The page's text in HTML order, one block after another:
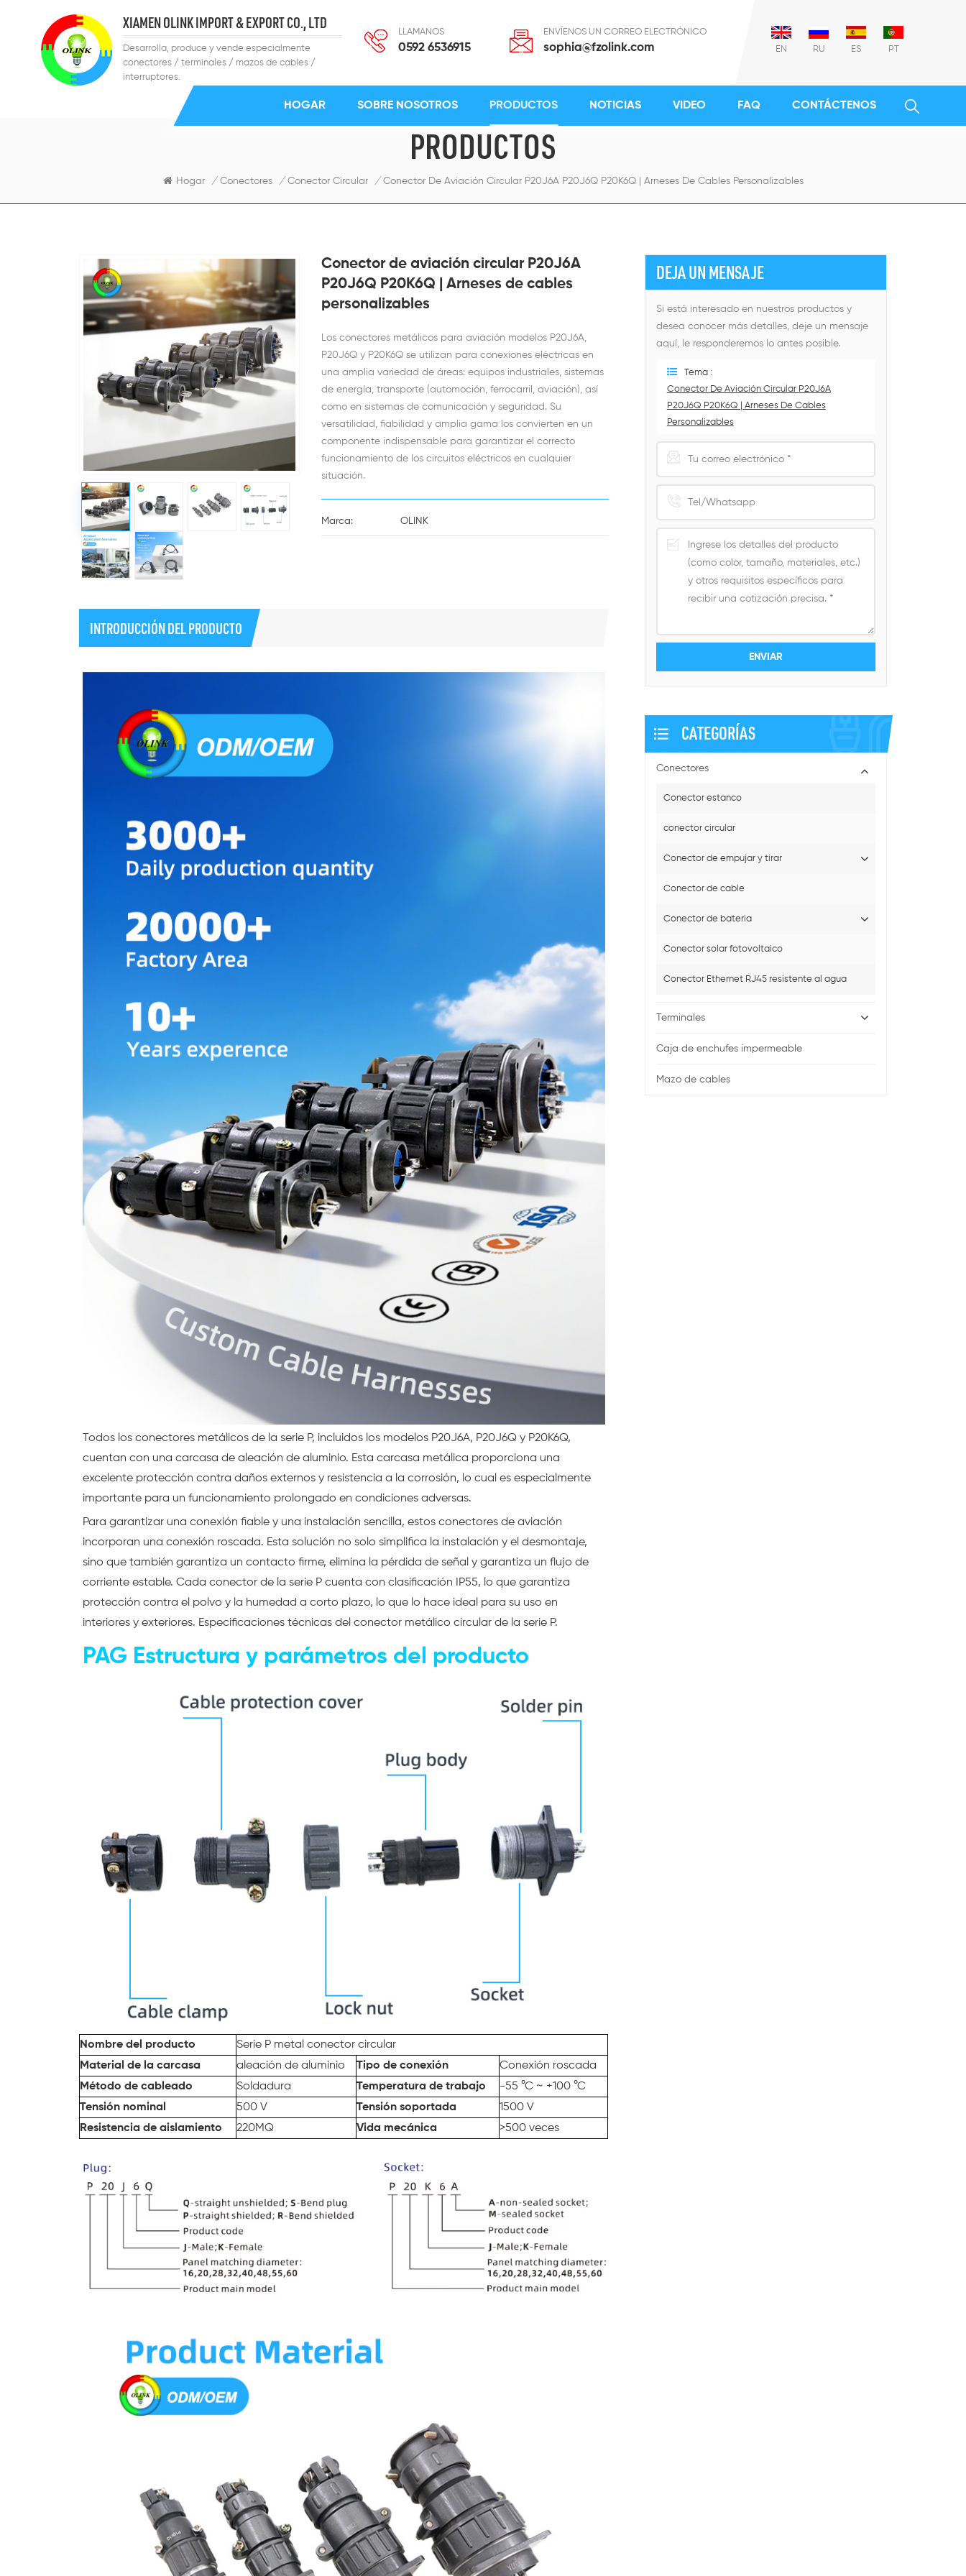
XIAMEN OLINK IMPORT & EXPORT CO., LTD
Desarrolla, produce y vende especialmente
conectores / terminales / mazos de cables /
interruptores.
EN RU ES PT
LLAMANOS
0592 6536915
ENVÍENOS UN CORREO ELECTRÓNICO
sophia@fzolink.com
HOGAR SOBRE NOSOTROS PRODUCTOS NOTICIAS VIDEO FAQ CONTÁCTENOS
PRODUCTOS
Hogar / Conectores / Conector Circular / Conector De Aviación Circular P20J6A P20J6Q P20K6Q | Arneses De Cables Personalizables
Conector de aviación circular P20J6A
P20J6Q P20K6Q | Arneses de cables
personalizables
Los conectores metálicos para aviación modelos P20J6A,
P20J6Q y P20K6Q se utilizan para conexiones eléctricas en
una amplia variedad de áreas: equipos industriales, sistemas
de energía, transporte (automoción, ferrocarril, aviación), así
como en sistemas de comunicación y seguridad. Su
versatilidad, fiabilidad y amplia gama los convierten en un
componente indispensable para garantizar el correcto
funcionamiento de los circuitos eléctricos en cualquier
situación.
Marca: OLINK
INTRODUCCIÓN DEL PRODUCTO
Todos los conectores metálicos de la serie P, incluidos los modelos P20J6A, P20J6Q y P20K6Q,
cuentan con una carcasa de aleación de aluminio. Esta carcasa metálica proporciona una
excelente protección contra daños externos y resistencia a la corrosión, lo cual es especialmente
importante para un funcionamiento prolongado en condiciones adversas.
Para garantizar una conexión fiable y una instalación sencilla, estos conectores de aviación
incorporan una conexión roscada. Esta solución no solo simplifica la instalación y el desmontaje,
sino que también garantiza un contacto firme, elimina la pérdida de señal y garantiza un flujo de
corriente estable. Cada conector de la serie P cuenta con clasificación IP55, lo que garantiza
protección contra el polvo y la humedad a corto plazo, lo que lo hace ideal para su uso en
interiores y exteriores. Especificaciones técnicas del conector metálico circular de la serie P.
PAG Estructura y parámetros del producto
Nombre del producto Serie P metal conector circular
Material de la carcasa
aleación de aluminio Tipo de conexión
Conexión roscada
Método de cableado
Soldadura Temperatura de trabajo
-55 °C ~ +100 °C
Tensión nominal
500 V Tensión soportada
1500 V
Resistencia de aislamiento
220MQ Vida mecánica >500 veces
DEJA UN MENSAJE
Si está interesado en nuestros productos y
desea conocer más detalles, deje un mensaje
aquí, le responderemos lo antes posible.
Tema :
Conector De Aviación Circular P20J6A
P20J6Q P20K6Q | Arneses De Cables
Personalizables
CATEGORÍAS
Conectores
Conector estanco
conector circular
Conector de empujar y tirar
Conector de cable
Conector de bateria
Conector solar fotovoltaico
Conector Ethernet RJ45 resistente al agua
Terminales
Caja de enchufes impermeable
Mazo de cables